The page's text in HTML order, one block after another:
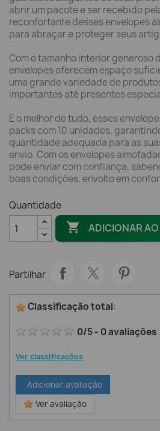
abrir um pacote e ser recebido
reconfortante desses envelopes
para abraçar e proteger seus
Com o tamanho interior generoso
envelopes oferecem espaço
uma grande variedade de
importantes até presentes
E o melhor de tudo, esses
packs com 10 unidades,
quantidade adequada para as
envio. Com os envelopes
pode enviar com confiança,
boas condições, envolto em
Quantidade
 ADICIONAR
Partilhar
Classificação total:
0/5- 0avaliações
Ver classificações
Adicionar avaliação
Ver avaliação